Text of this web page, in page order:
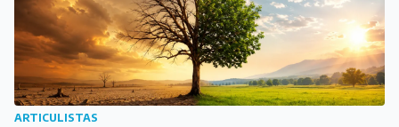
ARTICULISTAS